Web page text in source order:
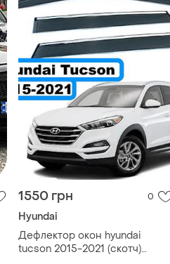
1550 грн 0
Hyundai
Дефлектор окон hyundai
tucson 2015-2021 (скотч)